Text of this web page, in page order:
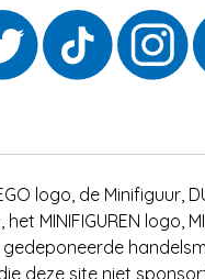
logo, de Minifiguur,
het MINIFIGUREN logo,
gedeponeerde
deze site niet